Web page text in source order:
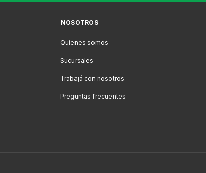
NOSOTROS
Quienes somos
Sucursales
Trabajá con nosotros
Preguntas frecuentes